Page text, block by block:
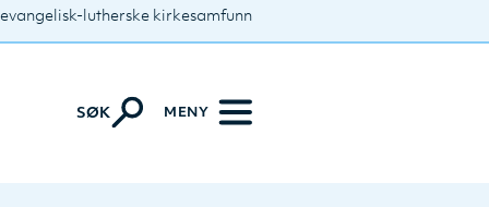
lutherske kirkesamfunn
SØK MENY